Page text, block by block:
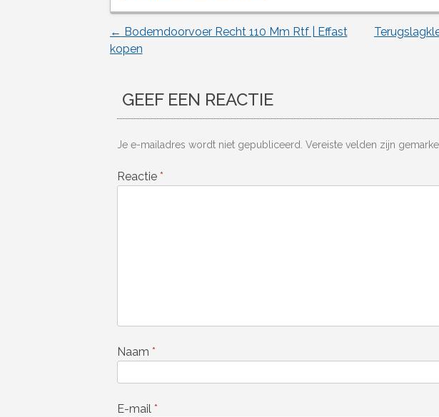
Berichtnavigatie
← Bodemdoorvoer Recht 110 Mm Rtf | Effast
kopen
GEEF EEN REACTIE
Je e-mailadres wordt niet gepubliceerd. Vereiste velden zijn
Reactie *
Naam *
E-mail *